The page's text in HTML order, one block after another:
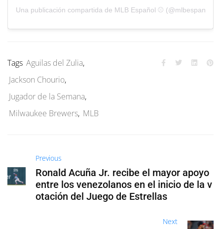
Una publicación compartida de MLB Español ⚾️ (@mlbespanol)
Tags Aguilas del Zulia,
Jackson Chourio,
Jugador de la Semana,
Milwaukee Brewers, MLB
Previous
Ronald Acuña Jr. recibe el mayor apoyo
entre los venezolanos en el inicio de la v
otación del Juego de Estrellas
Next